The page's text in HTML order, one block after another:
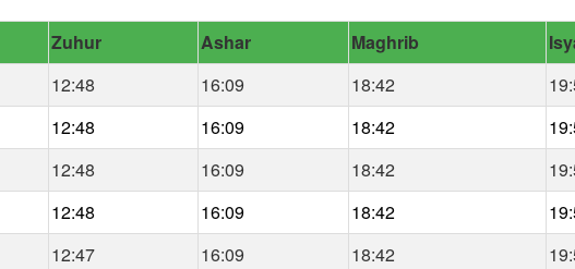
Zuhur Ashar Maghrib
12:48 16:09 18:42
12:48 16:09 18:42
12:48 16:09 18:42
12:48 16:09 18:42
12:47 16:09 18:42